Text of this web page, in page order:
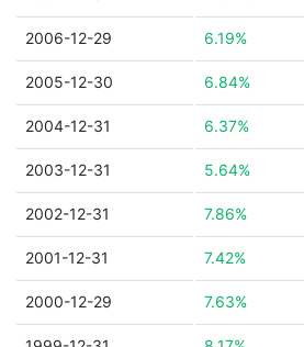
2006-12-29 6.19%
2005-12-30 6.84%
2004-12-31 6.37%
2003-12-31 5.64%
2002-12-31 7.86%
2001-12-31 7.42%
2000-12-29 7.63%